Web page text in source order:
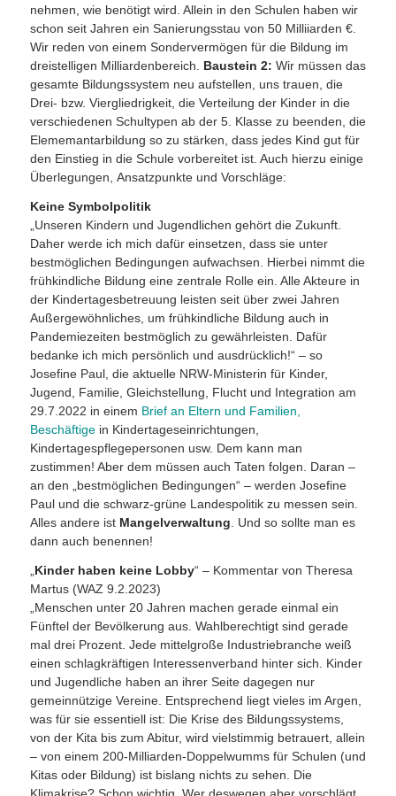
nehmen, wie benötigt wird. Allein in den Schulen haben wir
schon seit Jahren ein Sanierungsstau von 50 Milliiarden €.
Wir reden von einem Sondervermögen für die Bildung im
dreistelligen Milliardenbereich. Baustein 2: Wir müssen das
gesamte Bildungssystem neu aufstellen, uns trauen, die
Drei- bzw. Viergliedrigkeit, die Verteilung der Kinder in die
verschiedenen Schultypen ab der 5. Klasse zu beenden, die
Elememantarbildung so zu stärken, dass jedes Kind gut für
den Einstieg in die Schule vorbereitet ist. Auch hierzu einige
Überlegungen, Ansatzpunkte und Vorschläge:
Keine Symbolpolitik
„Unseren Kindern und Jugendlichen gehört die Zukunft.
Daher werde ich mich dafür einsetzen, dass sie unter
bestmöglichen Bedingungen aufwachsen. Hierbei nimmt die
frühkindliche Bildung eine zentrale Rolle ein. Alle Akteure in
der Kindertagesbetreuung leisten seit über zwei Jahren
Außergewöhnliches, um frühkindliche Bildung auch in
Pandemiezeiten bestmöglich zu gewährleisten. Dafür
bedanke ich mich persönlich und ausdrücklich!“ – so
Josefine Paul, die aktuelle NRW-Ministerin für Kinder,
Jugend, Familie, Gleichstellung, Flucht und Integration am
29.7.2022 in einem Brief an Eltern und Familien,
Beschäftigein Kindertageseinrichtungen,
Kindertagespflegepersonen usw. Dem kann man
zustimmen! Aber dem müssen auch Taten folgen. Daran –
an den „bestmöglichen Bedingungen“ – werden Josefine
Paul und die schwarz-grüne Landespolitik zu messen sein.
Alles andere ist Mangelverwaltung . Und so sollte man es
dann auch benennen!
Kinder haben keine Lobby“ – Kommentar von Theresa
Martus (WAZ 9.2.2023)
„Menschen unter 20 Jahren machen gerade einmal ein
Fünftel der Bevölkerung aus. Wahlberechtigt sind gerade
mal drei Prozent. Jede mittelgroße Industriebranche weiß
einen schlagkräftigen Interessenverband hinter sich. Kinder
und Jugendliche haben an ihrer Seite dagegen nur
gemeinnützige Vereine. Entsprechend liegt vieles im Argen,
was für sie essentiell ist: Die Krise des Bildungssystems,
von der Kita bis zum Abitur, wird vielstimmig betrauert, allein
– von einem 200-Milliarden-Doppelwumms für Schulen (und
Kitas oder Bildung) ist bislang nichts zu sehen. Die